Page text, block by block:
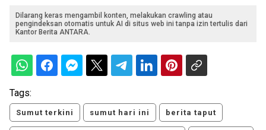
Dilarang keras mengambil konten, melakukan crawling atau
pengindeksan otomatis untuk AI di situs web ini tanpa izin tertulis dari
Kantor Berita ANTARA.
Tags:
Sumut terkini sumut hari ini berita taput